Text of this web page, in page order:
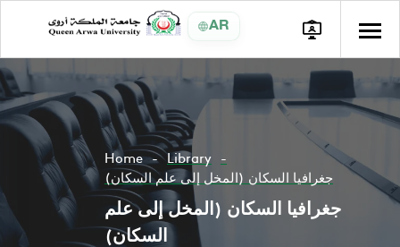
AR
Home
Library
جغرافيا السكان (المخل إلى علم السكان)
جغرافيا السكان (المخل إلى علم
السكان)